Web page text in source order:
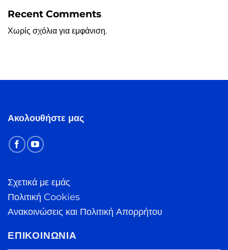
Recent Comments
Χωρίς σχόλια για εμφάνιση.
Ακολουθήστε μας
Σχετικά με εμάς
Πολιτική Cookies
Ανακοινώσεις και Πολιτική Απορρήτου
ΕΠΙΚΟΙΝΩΝΊΑ